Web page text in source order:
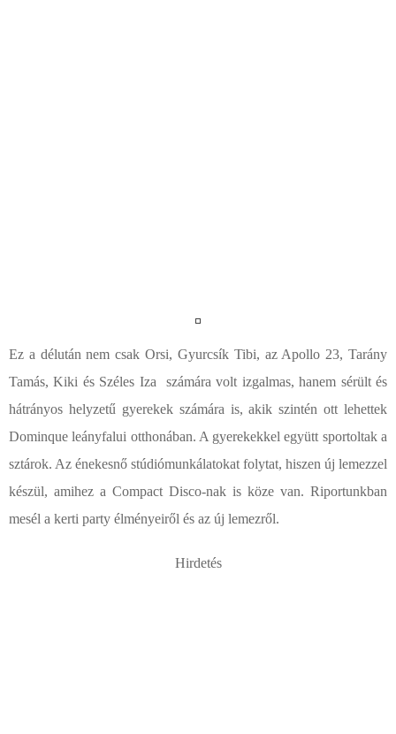
Ez a délután nem csak Orsi, Gyurcsík Tibi, az Apollo 23, Tarány
Tamás, Kiki és Széles Iza számára volt izgalmas, hanem sérült és
hátrányos helyzetű gyerekek számára is, akik szintén ott lehettek
Dominque leányfalui otthonában. A gyerekekkel együtt sportoltak a
sztárok. Az énekesnő stúdiómunkálatokat folytat, hiszen új lemezzel
készül, amihez a Compact Disco-nak is köze van. Riportunkban
mesél a kerti party élményeiről és az új lemezről.
Hirdetés